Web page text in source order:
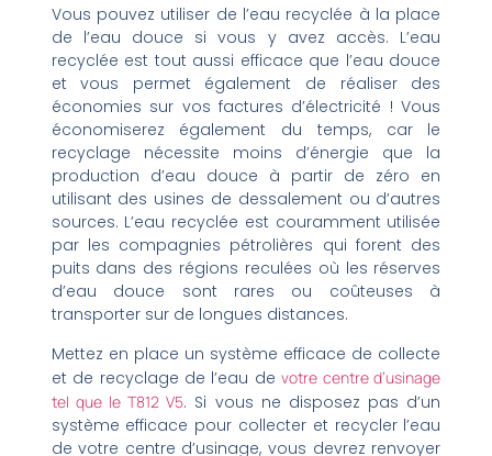
Vous pouvez utiliser de l’eau recyclée à la place
de l’eau douce si vous y avez accès. L’eau
recyclée est tout aussi efficace que l’eau douce
et vous permet également de réaliser des
économies sur vos factures d’électricité ! Vous
économiserez également du temps, car le
recyclage nécessite moins d’énergie que la
production d’eau douce à partir de zéro en
utilisant des usines de dessalement ou d’autres
sources. L’eau recyclée est couramment utilisée
par les compagnies pétrolières qui forent des
puits dans des régions reculées où les réserves
d’eau douce sont rares ou coûteuses à
transporter sur de longues distances.
Mettez en place un système efficace de collecte
et de recyclage de l’eau devotre centre d’usinage
tel que le T812 V5. Si vous ne disposez pas d’un
système efficace pour collecter et recycler l’eau
de votre centre d’usinage, vous devrez renvoyer